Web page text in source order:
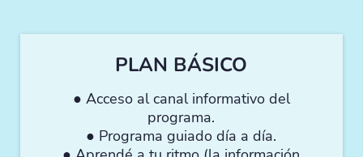
PLAN BÁSICO
● Acceso al canal informativo del
programa.
● Programa guiado día a día.